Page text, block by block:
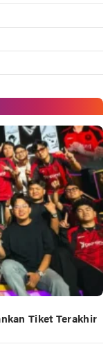
Tiket Terakhir